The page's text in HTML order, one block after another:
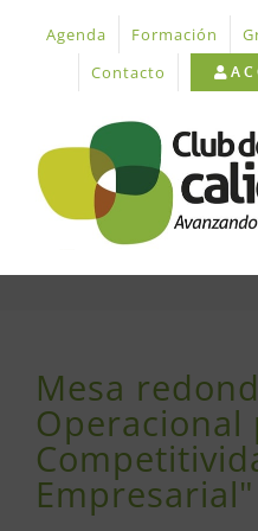
contenido
Agenda Formación
Contacto
Mesa
Operacional
Empresarial"